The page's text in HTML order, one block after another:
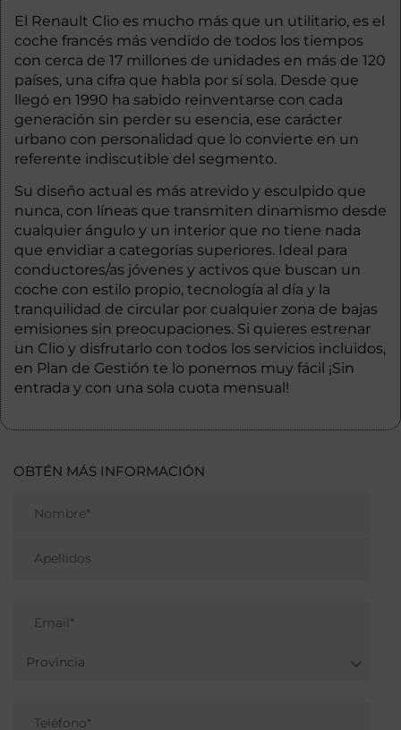
El Renault Clio es mucho más que un utilitario, es el
coche francés más vendido de todos los tiempos
con cerca de 17 millones de unidades en más de 120
países, una cifra que habla por sí sola. Desde que
llegó en 1990 ha sabido reinventarse con cada
generación sin perder su esencia, ese carácter
urbano con personalidad que lo convierte en un
referente indiscutible del segmento.
Su diseño actual es más atrevido y esculpido que
nunca, con líneas que transmiten dinamismo desde
cualquier ángulo y un interior que no tiene nada
que envidiar a categorías superiores. Ideal para
conductores/as jóvenes y activos que buscan un
coche con estilo propio, tecnología al día y la
tranquilidad de circular por cualquier zona de bajas
emisiones sin preocupaciones. Si quieres estrenar
un Clio y disfrutarlo con todos los servicios incluidos,
en Plan de Gestión te lo ponemos muy fácil ¡Sin
entrada y con una sola cuota mensual!
OBTÉN MÁS INFORMACIÓN
Provincia